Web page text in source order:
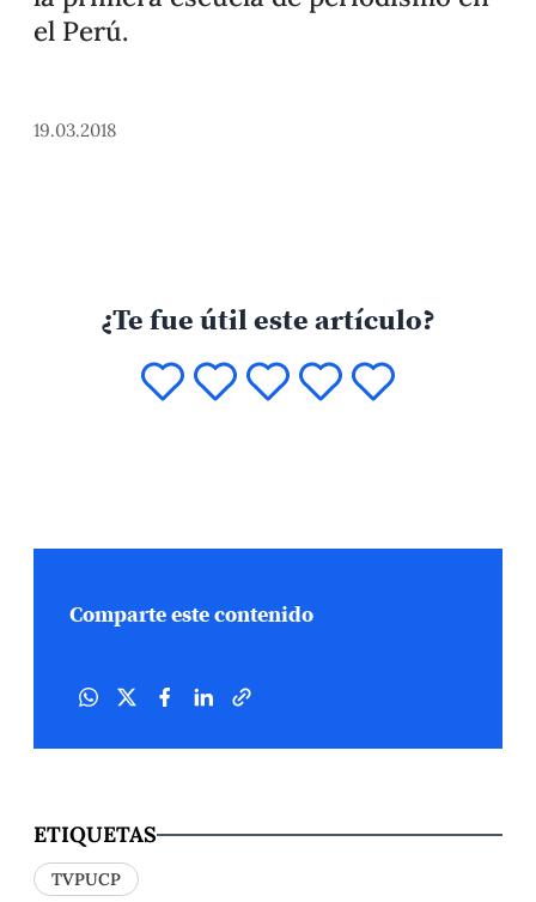
el Perú.
19.03.2018
¿Te fue útil este artículo?
Comparte este contenido
ETIQUETAS
TVPUCP